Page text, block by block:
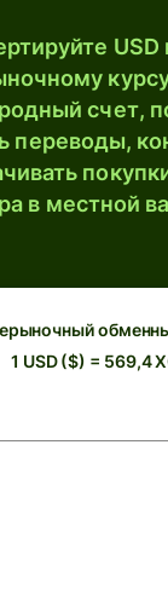
USD
счет,
переводы,
в местной
1 USD ($) = 569,4